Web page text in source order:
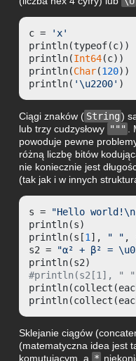
c =
'x'
println(typeof(c))
println(Int64(c))
println(Char(120))
println( '\u2200' )
Ciągi znaków ( String )
lub trzy cudzysłowy """
powoduje pewne
różną liczbę bitów
nie koniecznie jest
(tak jak i w innych
s =
"Hello
println(s)
println(s[1 ], " " ,
s2 =
"α² + β² =
#println(s2[1], "
Sklejanie ciągów
(matematyczna idea jest
komutującym, a *